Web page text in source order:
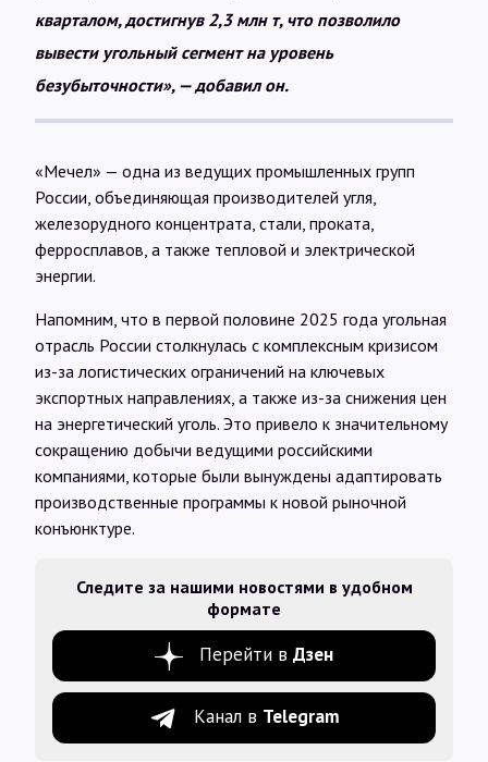
кварталом, достигнув 2,3 млн т, что позволило
вывести угольный сегмент на уровень
безубыточности», — добавил он.
«Мечел» — одна из ведущих промышленных групп
России, объединяющая производителей угля,
железорудного концентрата, стали, проката,
ферросплавов, а также тепловой и электрической
энергии.
Напомним, что в первой половине 2025 года угольная
отрасль России столкнулась с комплексным кризисом
из-за логистических ограничений на ключевых
экспортных направлениях, а также из-за снижения цен
на энергетический уголь. Это привело к значительному
сокращению добычи ведущими российскими
компаниями, которые были вынуждены адаптировать
производственные программы к новой рыночной
конъюнктуре.
Следите за нашими новостями в удобном
формате
Перейти в Дзен
Канал в Telegram